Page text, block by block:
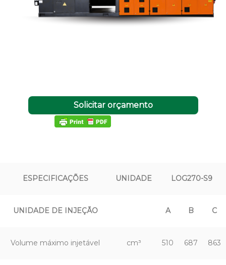
Solicitar orçamento
ESPECIFICAÇÕES UNIDADE LOG270-S9
UNIDADE DE INJEÇÃO A B C
Volume máximo injetável cm³ 510 687 863